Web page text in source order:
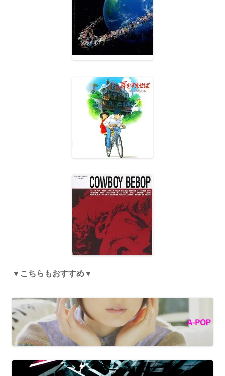
▼こちらもおすすめ▼